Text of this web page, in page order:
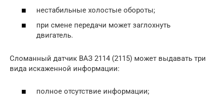
нестабильные холостые обороты;
при смене передачи может заглохнуть
двигатель.
Сломанный датчик ВАЗ 2114 (2115) может выдавать три
вида искаженной информации:
полное отсутствие информации;